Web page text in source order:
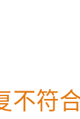
不符